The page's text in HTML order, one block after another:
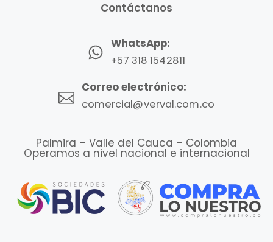
Contáctanos
WhatsApp:
+57 318 1542811
Correo electrónico:
comercial@verval.com.co
Palmira – Valle del Cauca – Colombia
Operamos a nivel nacional e internacional